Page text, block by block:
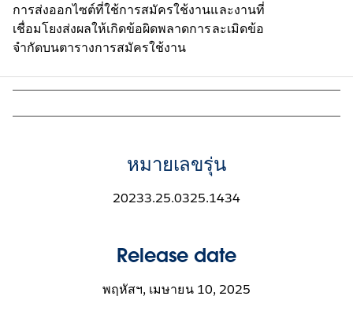
การส่งออกไซต์ที่ใช้การสมัครใช้งานและงานที่
เชื่อมโยงส่งผลให้เกิดข้อผิดพลาดการละเมิดข้อ
จำกัดบนตารางการสมัครใช้งาน
หมายเลขรุ่น
20233.25.0325.1434
Release date
พฤหัสฯ, เมษายน 10, 2025